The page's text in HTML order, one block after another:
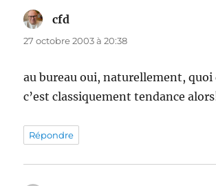
cfd
27 octobre 2003 à 20:38
au bureau oui, naturellement, quoi
c’est classiquement tendance
Répondre